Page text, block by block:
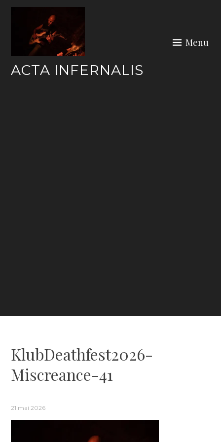
Skip
ACTA INFERNALIS
Menu
KlubDeathfest2026-
Miscreance-41
21 mai 2026